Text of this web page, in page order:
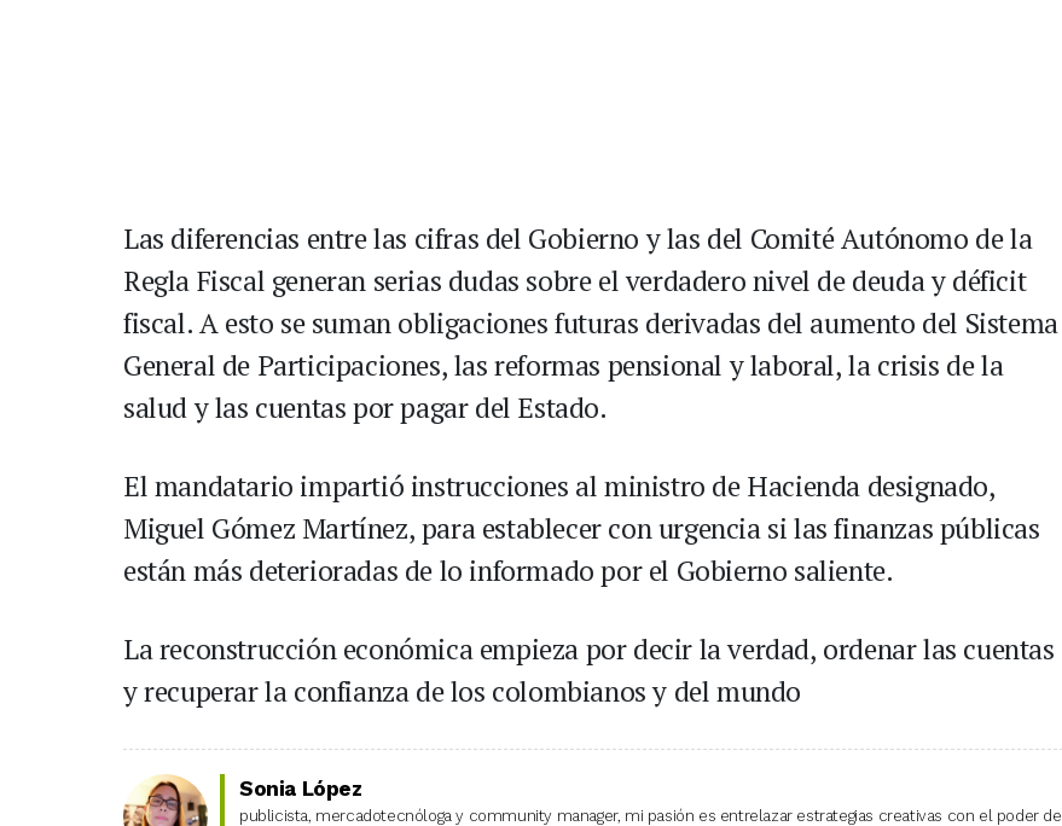
Las diferencias entre las cifras del Gobierno y las del Comité Autónomo de la
Regla Fiscal generan serias dudas sobre el verdadero nivel de deuda y déficit
fiscal. A esto se suman obligaciones futuras derivadas del aumento del Sistema
General de Participaciones, las reformas pensional y laboral, la crisis de la
salud y las cuentas por pagar del Estado.
El mandatario impartió instrucciones al ministro de Hacienda designado,
Miguel Gómez Martínez, para establecer con urgencia si las finanzas públicas
están más deterioradas de lo informado por el Gobierno saliente.
La reconstrucción económica empieza por decir la verdad, ordenar las cuentas
y recuperar la confianza de los colombianos y del mundo
Sonia López
publicista, mercadotecnóloga y community manager, mi pasión es entrelazar estrategias creativas con el poder de